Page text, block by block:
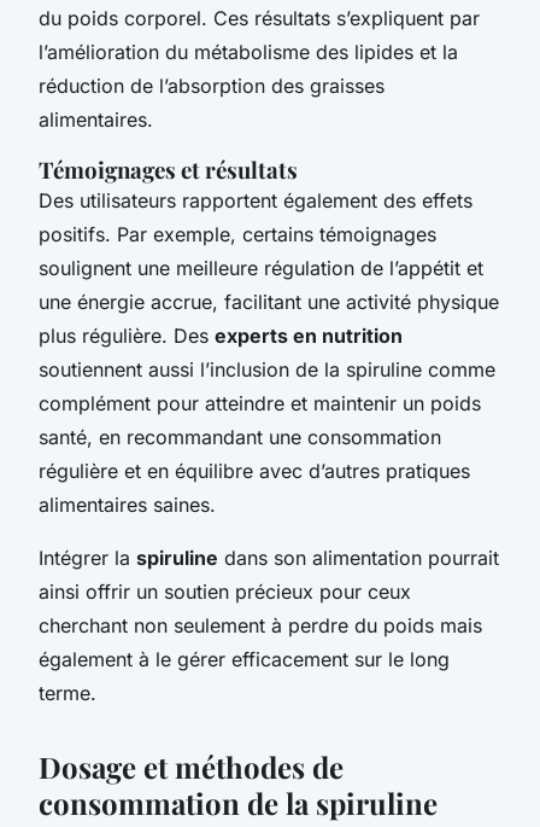
du poids corporel. Ces résultats s’expliquent par
l’amélioration du métabolisme des lipides et la
réduction de l’absorption des graisses
alimentaires.
Témoignages et résultats
Des utilisateurs rapportent également des effets
positifs. Par exemple, certains témoignages
soulignent une meilleure régulation de l’appétit et
une énergie accrue, facilitant une activité physique
plus régulière. Des experts en nutrition
soutiennent aussi l’inclusion de la spiruline comme
complément pour atteindre et maintenir un poids
santé, en recommandant une consommation
régulière et en équilibre avec d’autres pratiques
alimentaires saines.
Intégrer la spiruline dans son alimentation pourrait
ainsi offrir un soutien précieux pour ceux
cherchant non seulement à perdre du poids mais
également à le gérer efficacement sur le long
terme.
Dosage et méthodes de
consommation de la spiruline